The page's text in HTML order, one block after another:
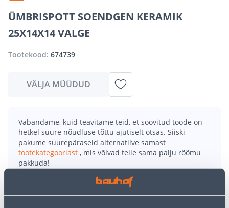
ÜMBRISPOTT SOENDGEN KERAMIK
25X14X14 VALGE
Tootekood: 674739
VÄLJA MÜÜDUD
Vabandame, kuid teavitame teid, et soovitud toode on
hetkel suure nõudluse tõttu ajutiselt otsas. Siiski
pakume suurepäraseid alternatiive samast
tootekategooriast , mis võivad teile sama palju rõõmu
pakkuda!
uurimistööd saate jätkata, naastes
kasutades meie võimsat otsingufunktsiooni, et leida